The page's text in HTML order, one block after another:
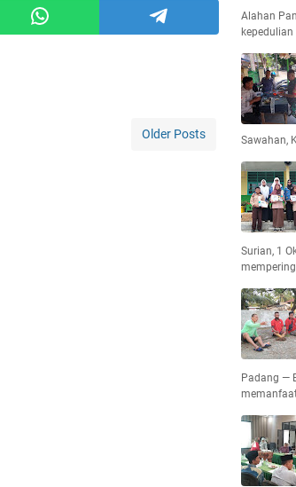
Older Posts
Alahan
Sawahan,
Surian, 1
Padang —